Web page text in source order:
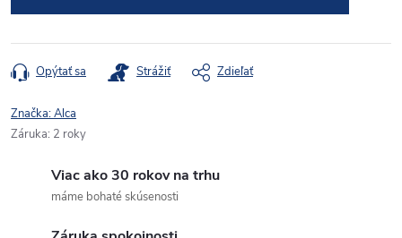
Opýtať sa Strážiť Zdieľať
Značka:Alca
Záruka: 2 roky
Viac ako 30 rokov na trhu
máme bohaté skúsenosti